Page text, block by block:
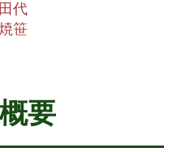
代
笹
要